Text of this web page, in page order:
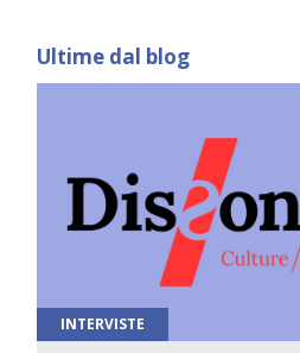
Ultime dal blog
INTERVISTE